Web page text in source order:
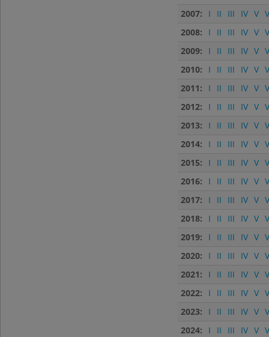
2007:
I II III IV V
2008:
I II III IV V
2009:
I II III IV V
2010:
I II III IV V
2011:
I II III IV V
2012:
I II III IV V
2013:
I II III IV V
2014:
I II III IV V
2015:
I II III IV V
2016:
I II III IV V
2017:
I II III IV V
2018:
I II III IV V
2019:
I II III IV V
2020:
I II III IV V
2021:
I II III IV V
2022:
I II III IV V
2023:
I II III IV V
2024:
I II III IV V